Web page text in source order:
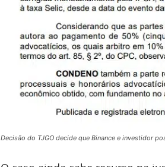
Decisão do TJGO decide que Binance e investidor